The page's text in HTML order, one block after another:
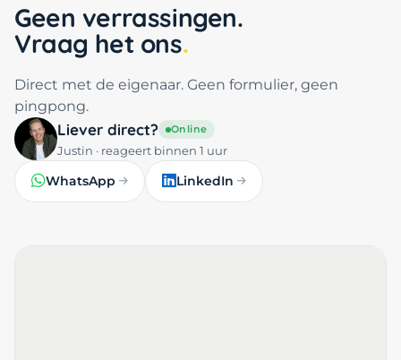
Geen verrassingen.
Vraag het ons
Direct met de eigenaar. Geen formulier, geen
pingpong.
Liever direct? Online
Justin · reageert binnen 1 uur
WhatsApp LinkedIn